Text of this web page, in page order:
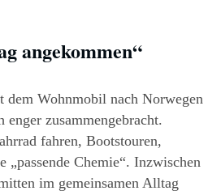
angekommen“
dem Wohnmobil nach Norwegen
enger zusammengebracht.
fahren, Bootstouren,
„passende Chemie“. Inzwischen
im gemeinsamen Alltag